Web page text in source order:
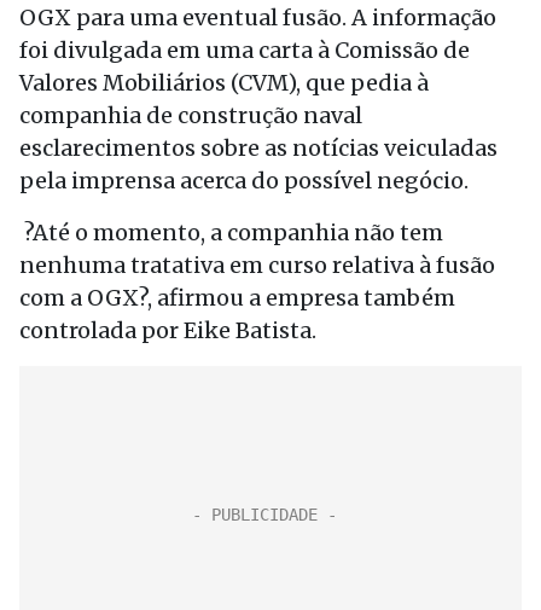
OGX para uma eventual fusão. A informação
foi divulgada em uma carta à Comissão de
Valores Mobiliários (CVM), que pedia à
companhia de construção naval
esclarecimentos sobre as notícias veiculadas
pela imprensa acerca do possível negócio.
?Até o momento, a companhia não tem
nenhuma tratativa em curso relativa à fusão
com a OGX?, afirmou a empresa também
controlada por Eike Batista.